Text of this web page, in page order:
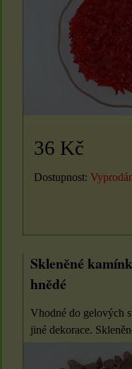
36 Kč
Dostupnost:
Skleněné
hnědé
Vhodné do gelových
jiné dekorace.
5 Kč
ZVOLTE VARIANTU